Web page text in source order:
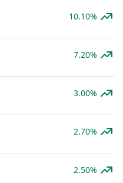
10.10%
7.20%
3.00%
2.70%
2.50%